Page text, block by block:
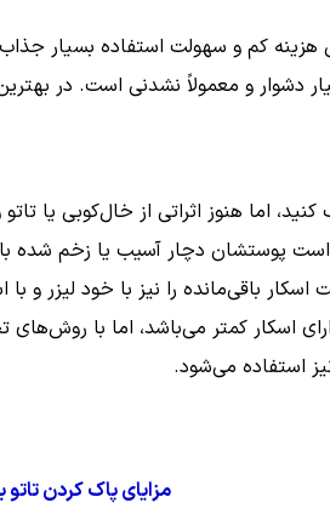
کم و سهولت استفاده بسیار
دشوار و معمولاً نشدنی است. در
اما هنوز اثراتی از خال‌کوبی یا
پوستشان دچار آسیب یا زخم شده
باقی‌مانده را نیز با خود لیزر
اسکار کمتر می‌باشد، اما با
استفاده می‌شود.
مزایای پاک کردن تاتو